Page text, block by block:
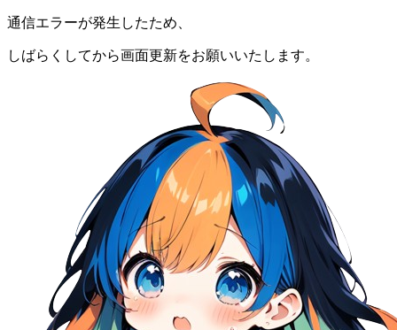
通信エラーが発生したため、
しばらくしてから画面更新をお願いいたします。